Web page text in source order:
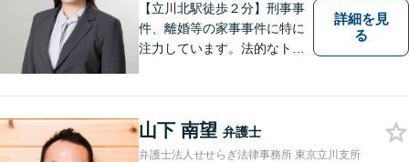
【立川北駅徒歩２分】刑事事
件、離婚等の家事事件に特に
注力しています。法的なトラ
日でも早く取り戻すため、誠
心誠意を尽くします。
詳細を見
る
山下 南望 弁護士
弁護士法人せせらぎ法律事務所 東京立川支所